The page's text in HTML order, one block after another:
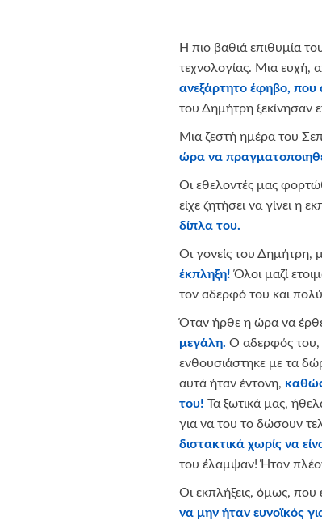
Η πιο βαθιά επιθυμία
τεχνολογίας. Μια ευχή,
ανεξάρτητο έφηβο, που
του Δημήτρη ξεκίνησαν
Μια ζεστή ημέρα του
ώρα να
Οι εθελοντές μας
είχε ζητήσει να γίνει η
δίπλα του.
Οι γονείς του Δημήτρη,
έκπληξη! Όλοι μαζί
τον αδερφό του και
Όταν ήρθε η ώρα να
μεγάλη. Ο αδερφός του,
ενθουσιάστηκε με τα
αυτά ήταν έντονη, καθώς
του! Τα ξωτικά μας,
για να του το δώσουν
διστακτικά χωρίς να
του έλαμψαν! Ήταν
Οι εκπλήξεις, όμως, που
να μην ήταν ευνοϊκός